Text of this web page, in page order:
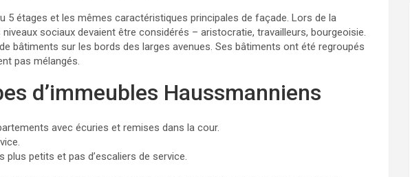
5 étages et les mêmes caractéristiques principales de façade. Lors de la
sociaux devaient être considérés – aristocratie, travailleurs, bourgeoisie.
bâtiments sur les bords des larges avenues. Ses bâtiments ont été regroupés
pas mélangés.
d’immeubles Haussmanniens
avec écuries et remises dans la cour.
plus petits et pas d’escaliers de service.